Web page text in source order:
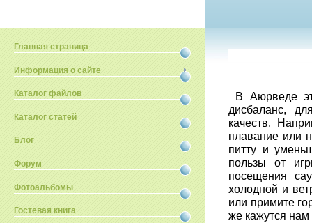
Главная страница
Информация о сайте
Каталог файлов
Каталог статей
Блог
Форум
Фотоальбомы
Гостевая книга
В Аюрведе
дисбаланс,
качеств.
плавание или
питту и
пользы от
посещения
холодной и
или примите
же кажутся